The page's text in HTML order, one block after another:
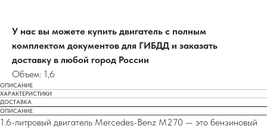
У нас вы можете купить двигатель с полным
комплектом документов для ГИБДД и заказать
доставку в любой город России
Объем: 1,6
ОПИСАНИЕ
ХАРАКТЕРИСТИКИ
ДОСТАВКА
ОПИСАНИЕ
1.6-литровый двигатель Mercedes-Benz M270 — это бензиновый